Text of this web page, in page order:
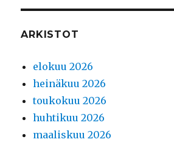
ARKISTOT
elokuu 2026
heinäkuu 2026
toukokuu 2026
huhtikuu 2026
maaliskuu 2026